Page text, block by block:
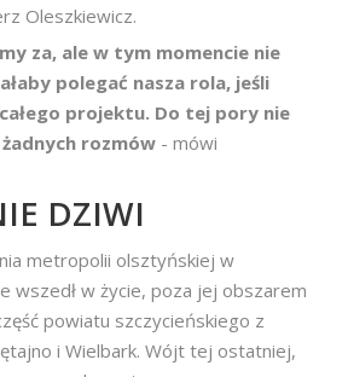
Oleszkiewicz.
za, ale w tym momencie nie
polegać nasza rola, jeśli
projektu. Do tej pory nie
rozmów - mówi
DZIWI
metropolii olsztyńskiej w
wszedł w życie, poza jej obszarem
powiatu szczycieńskiego z
i Wielbark. Wójt tej ostatniej,